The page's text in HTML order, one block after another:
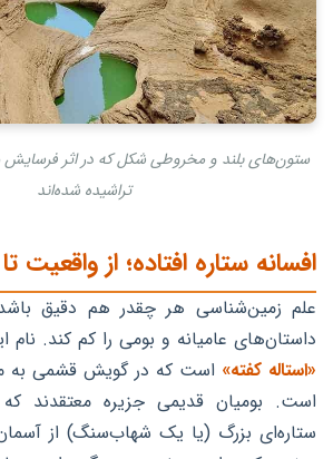
ستون‌های بلند و مخروطی شکل که در اثر فرسایش
تراشیده شده‌اند
افسانه ستاره افتاده؛ از واقعیت
علم زمین‌شناسی هر چقدر هم دقیق
داستان‌های عامیانه و بومی را کم کند. نام
«استاله کفته» است که در گویش قشمی به
است. بومیان قدیمی جزیره معتقدند
ستاره‌ای بزرگ (یا یک شهاب‌سنگ) از